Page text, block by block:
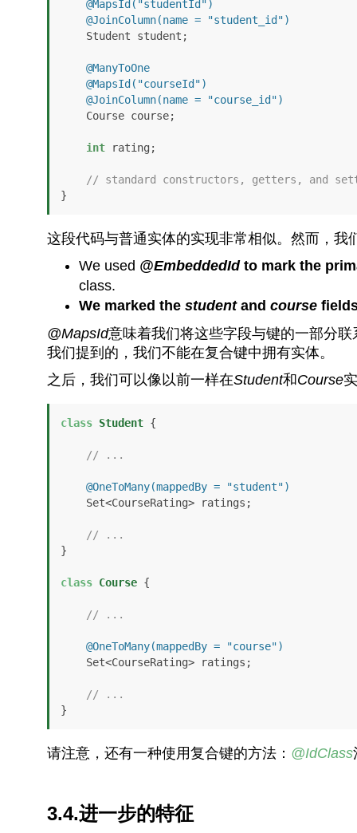
@MapsId("studentId")
@JoinColumn(name = "student_id")
@ManyToOne
@MapsId("courseId")
@JoinColumn(name = "course_id")
int rating;
// standard constructors, getters, and
}
这段代码与普通实体的实现非常相似。然而，我
We used @EmbeddedIdto mark the
class.
We marked the studentand course
@MapsId意味着我们将这些字段与键的一部分
我们提到的，我们不能在复合键中拥有实体。
之后，我们可以像以前一样在Student和Course
class Student {
// ...
@OneToMany(mappedBy = "student")
// ...
}
class Course {
// ...
@OneToMany(mappedBy = "course")
// ...
}
请注意，还有一种使用复合键的方法： @IdClass
3.4.进一步的特征